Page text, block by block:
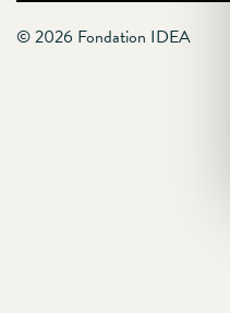
© 2026 Fondation IDEA